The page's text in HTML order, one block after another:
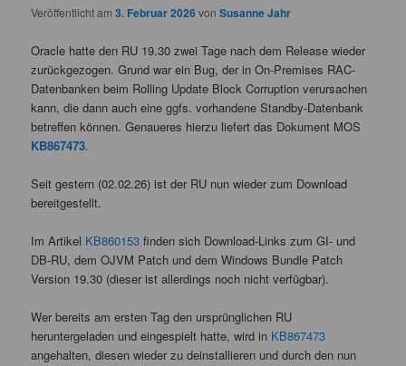
Veröffentlicht am3. Februar 2026 vonSusanne Jahr
Oracle hatte den RU 19.30 zwei Tage nach dem Release wieder
zurückgezogen. Grund war ein Bug, der in On-Premises RAC-
Datenbanken beim Rolling Update Block Corruption verursachen
kann, die dann auch eine ggfs. vorhandene Standby-Datenbank
betreffen können. Genaueres hierzu liefert das Dokument MOS
KB867473.
Seit gestern (02.02.26) ist der RU nun wieder zum Download
bereitgestellt.
Im Artikel KB860153 finden sich Download-Links zum GI- und
DB-RU, dem OJVM Patch und dem Windows Bundle Patch
Version 19.30 (dieser ist allerdings noch nicht verfügbar).
Wer bereits am ersten Tag den ursprünglichen RU
heruntergeladen und eingespielt hatte, wird in KB867473
angehalten, diesen wieder zu deinstallieren und durch den nun